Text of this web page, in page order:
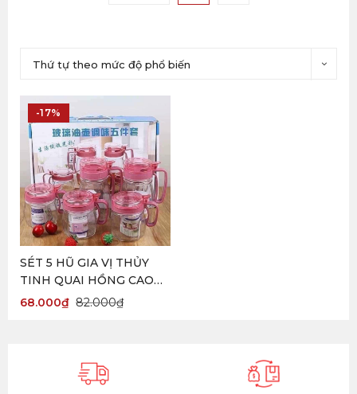
Thứ tự theo mức độ phổ biến
-17%
SÉT 5 HŨ GIA VỊ THỦY
TINH QUAI HỒNG CAO
CẤP
82.000₫
68.000₫